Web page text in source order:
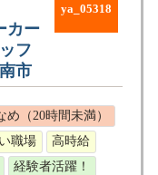
ya_05318
カー
フ
市
め（20時間未満）
職場
高時給
経験者活躍！